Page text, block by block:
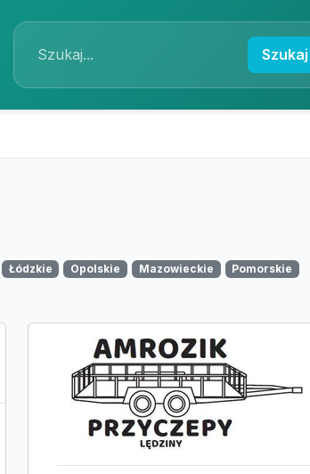
Szukaj
Łódzkie Opolskie Mazowieckie
Pomorskie